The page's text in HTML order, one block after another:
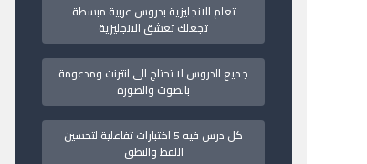
تعلم الانجليزية بدروس عربية مبسطة
تجعلك تعشق الانجليزية
جميع الدروس لا تحتاج الى انترنت ومدعومة
بالصوت والصورة
كل درس فيه 5 اختبارات تفاعلية لتحسين
اللفظ والنطق